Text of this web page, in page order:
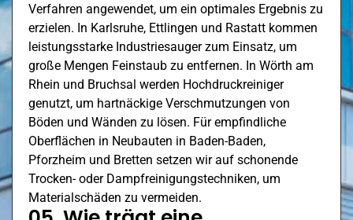
Verfahren angewendet, um ein optimales Ergebnis zu
erzielen. In Karlsruhe, Ettlingen und Rastatt kommen
leistungsstarke Industriesauger zum Einsatz, um
große Mengen Feinstaub zu entfernen. In Wörth am
Rhein und Bruchsal werden Hochdruckreiniger
genutzt, um hartnäckige Verschmutzungen von
Böden und Wänden zu lösen. Für empfindliche
Oberflächen in Neubauten in Baden-Baden,
Pforzheim und Bretten setzen wir auf schonende
Trocken- oder Dampfreinigungstechniken, um
Materialschäden zu vermeiden.